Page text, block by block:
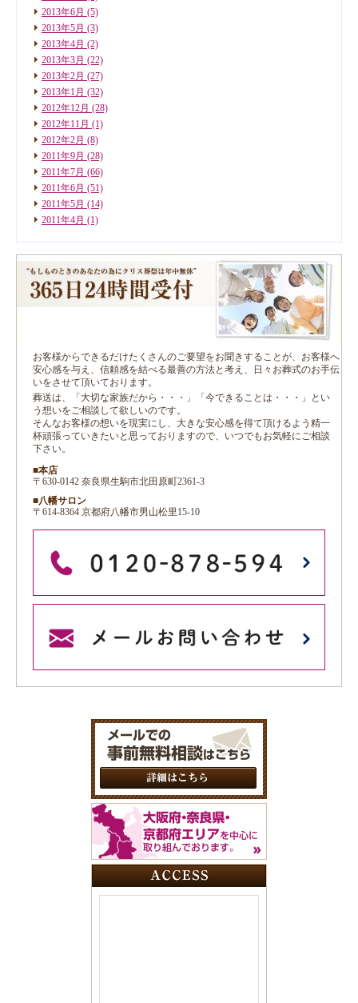
2013年6月 (5)
2013年5月 (3)
2013年4月 (2)
2013年3月 (22)
2013年2月 (27)
2013年1月 (32)
2012年12月 (28)
2012年11月 (1)
2012年2月 (8)
2011年9月 (28)
2011年7月 (66)
2011年6月 (51)
2011年5月 (14)
2011年4月 (1)
お客様からできるだけたくさんのご要望をお聞きすることが、お客様へ
安心感を与え、信頼感を結べる最善の方法と考え、日々お葬式のお手伝
いをさせて頂いております。
葬送は、「大切な家族だから・・・」「今できることは・・・」とい
う想いをご相談して欲しいのです。
そんなお客様の想いを現実にし、大きな安心感を得て頂けるよう精一
杯頑張っていきたいと思っておりますので、いつでもお気軽にご相談
下さい。
■本店
〒630-0142 奈良県生駒市北田原町2361-3
■八幡サロン
〒614-8364 京都府八幡市男山松里15-10